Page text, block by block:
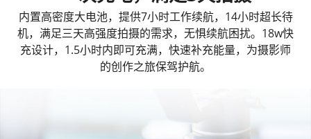
内置高密度大电池，提供7小时工作续航，14小时超长待
机，满足三天高强度拍摄的需求，无惧续航困扰。18w快
充设计，1.5小时内即可充满，快速补充能量，为摄影师
的创作之旅保驾护航。